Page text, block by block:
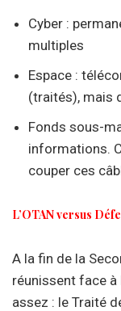
Cyber :
multiples
Espace :
(traités), mais
Fonds sous-
informations.
couper ces
L’OTAN versus
A la fin de la
réunissent face à
assez : le Traité